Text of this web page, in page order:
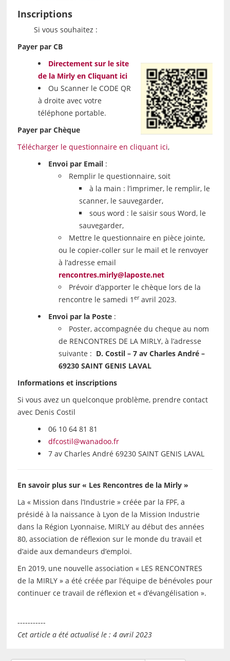
Inscriptions
Si vous souhaitez :
Payer par CB
Directement sur le site
de la Mirly en Cliquant ici
Ou Scanner le CODE QR
à droite avec votre
téléphone portable.
Payer par Chèque
Télécharger le questionnaire en cliquant ici,
Envoi par Email:
Remplir le questionnaire, soit
à la main : l’imprimer, le remplir, le
scanner, le sauvegarder,
sous word : le saisir sous Word, le
sauvegarder,
Mettre le questionnaire en pièce jointe,
ou le copier-coller sur le mail et le renvoyer
à l’adresse email
rencontres.mirly@laposte.net
Prévoir d’apporter le chèque lors de la
rencontre le samedi 1 eravril 2023.
Envoi par la Poste :
Poster, accompagnée du cheque au nom
de RENCONTRES DE LA MIRLY, à l’adresse
suivante : D. Costil – 7 av Charles André –
69230 SAINT GENIS LAVAL
Informations et inscriptions
Si vous avez un quelconque problème, prendre contact
avec Denis Costil
06 10 64 81 81
dfcostil@wanadoo.fr
7 av Charles André 69230 SAINT GENIS LAVAL
En savoir plus sur « Les Rencontres de la Mirly »
La « Mission dans l’Industrie » créée par la FPF, a
présidé à la naissance à Lyon de la Mission Industrie
dans la Région Lyonnaise, MIRLY au début des années
80, association de réflexion sur le monde du travail et
d’aide aux demandeurs d’emploi.
En 2019, une nouvelle association « LES RENCONTRES
de la MIRLY » a été créée par l’équipe de bénévoles pour
continuer ce travail de réflexion et « d’évangélisation ».
-----------
Cet article a été actualisé le : 4 avril 2023